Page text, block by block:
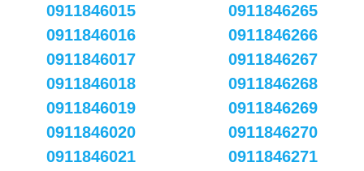
0911846015
0911846016
0911846017
0911846018
0911846019
0911846020
0911846021
0911846265
0911846266
0911846267
0911846268
0911846269
0911846270
0911846271